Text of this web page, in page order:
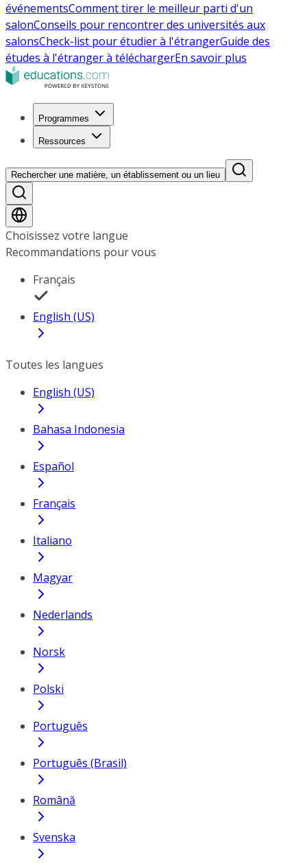
événementsComment tirer le meilleur parti d'un
salonConseils pour rencontrer des universités aux
salonsCheck-list pour étudier à l'étrangerGuide des
études à l'étranger à téléchargerEn savoir plus
Programmes
Ressources
Rechercher une matière, un établissement ou un lieu
Choisissez votre langue
Recommandations pour vous
Français
English (US)
Toutes les langues
English (US)
Bahasa Indonesia
Español
Français
Italiano
Magyar
Nederlands
Norsk
Polski
Português
Português (Brasil)
Română
Svenska